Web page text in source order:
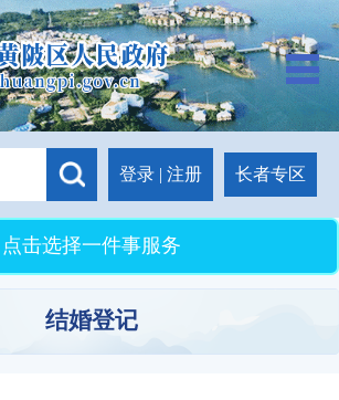
登录 | 注册 长者专区
点击选择一件事服务
结婚登记